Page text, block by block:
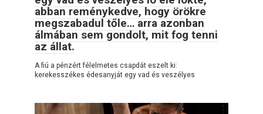
abban reménykedve, hogy örökre
megszabadul tőle… arra azonban
álmában sem gondolt, mit fog tenni
az állat.
A fiú a pénzért félelmetes csapdát eszelt ki:
kerekesszékes édesanyját egy vad és veszélyes